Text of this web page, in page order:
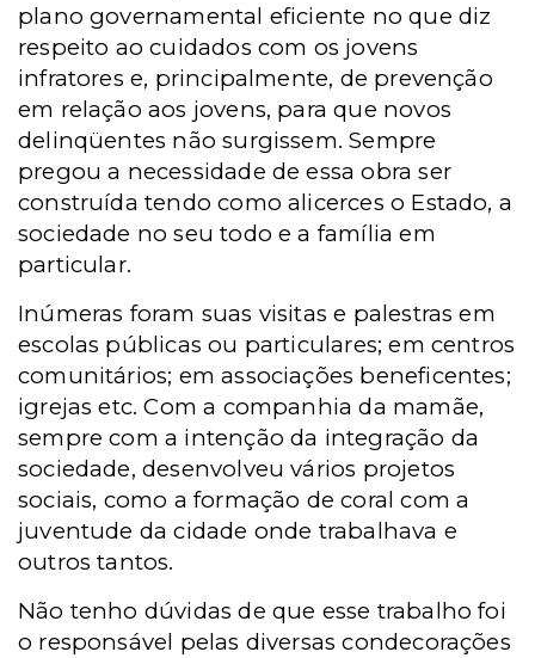
plano governamental eficiente no que diz
respeito ao cuidados com os jovens
infratores e, principalmente, de prevenção
em relação aos jovens, para que novos
delinqüentes não surgissem. Sempre
pregou a necessidade de essa obra ser
construída tendo como alicerces o Estado, a
sociedade no seu todo e a família em
particular.
Inúmeras foram suas visitas e palestras em
escolas públicas ou particulares; em centros
comunitários; em associações beneficentes;
igrejas etc. Com a companhia da mamãe,
sempre com a intenção da integração da
sociedade, desenvolveu vários projetos
sociais, como a formação de coral com a
juventude da cidade onde trabalhava e
outros tantos.
Não tenho dúvidas de que esse trabalho foi
o responsável pelas diversas condecorações